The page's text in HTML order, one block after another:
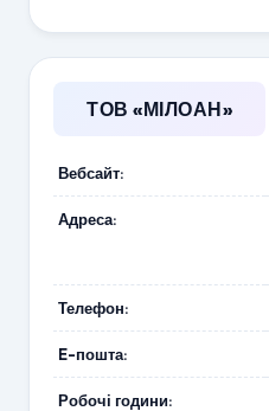
ТОВ «МІЛОАН»
Вебсайт:
Адреса:
Телефон:
E-пошта:
Робочі години: